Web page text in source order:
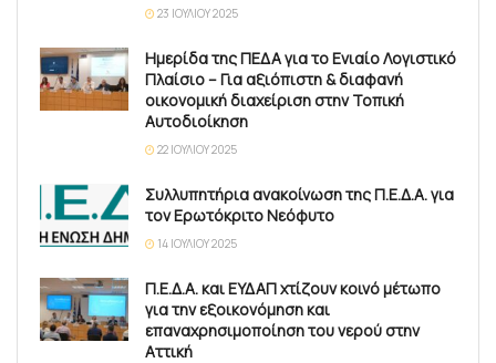
23 ΙΟΥΛΊΟΥ 2025
Ημερίδα της ΠΕΔΑ για το Ενιαίο Λογιστικό
Πλαίσιο – Για αξιόπιστη & διαφανή
οικονομική διαχείριση στην Τοπική
Αυτοδιοίκηση
22 ΙΟΥΛΊΟΥ 2025
Συλλυπητήρια ανακοίνωση της Π.Ε.Δ.Α. για
τον Ερωτόκριτο Νεόφυτο
14 ΙΟΥΛΊΟΥ 2025
Π.Ε.Δ.Α. και ΕΥΔΑΠ χτίζουν κοινό μέτωπο
για την εξοικονόμηση και
επαναχρησιμοποίηση του νερού στην
Αττική